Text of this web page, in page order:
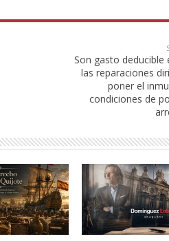
Son gasto deducible
las reparaciones
poner el
condiciones de